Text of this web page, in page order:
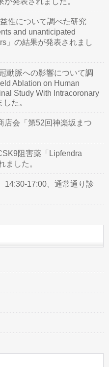
性について調べた研究
and unanticipated
」の結果が発表されまし
動脈への影響について調
Ablation on Human
Study With Intracoronary
た。
店会「第52回神楽坂まつ
阻害薬「Lipfendra
ました。
14:30-17:00、通常通り診